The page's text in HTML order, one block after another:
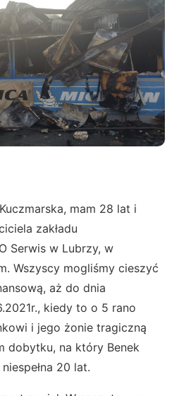
mam 28 lat i
zakładu
Serwis w Lubrzy, w
Wszyscy mogliśmy cieszyć
aż do dnia
kiedy to o 5 rano
i jego żonie tragiczną
dobytku, na który Benek
20 lat.